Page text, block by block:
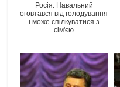
Росія: Навальний
оговтався від голодування
і може спілкуватися з
сім'єю